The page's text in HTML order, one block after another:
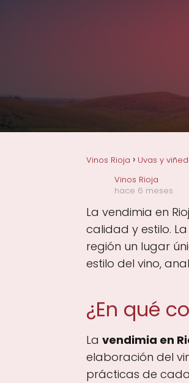
Vinos Rioja Uvas y
Vinos Rioja
hace 6 meses
La vendimia en
calidad y estilo.
región un lugar
estilo del vino,
¿En qué
La vendimia en
elaboración del
prácticas de